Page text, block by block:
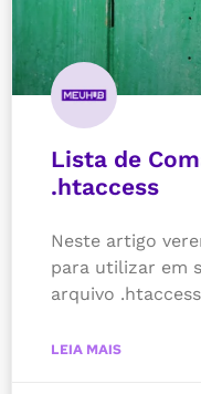
Lista de
.htaccess
Neste artigo
para utilizar em
arquivo .htaccess
LEIA MAIS